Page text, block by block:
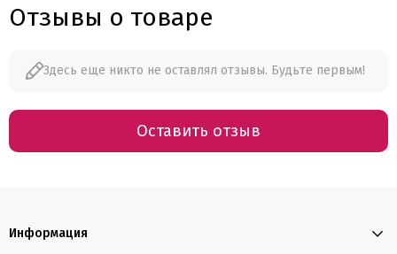
Отзывы о товаре
Здесь еще никто не оставлял отзывы. Будьте первым!
Оставить отзыв
Информация